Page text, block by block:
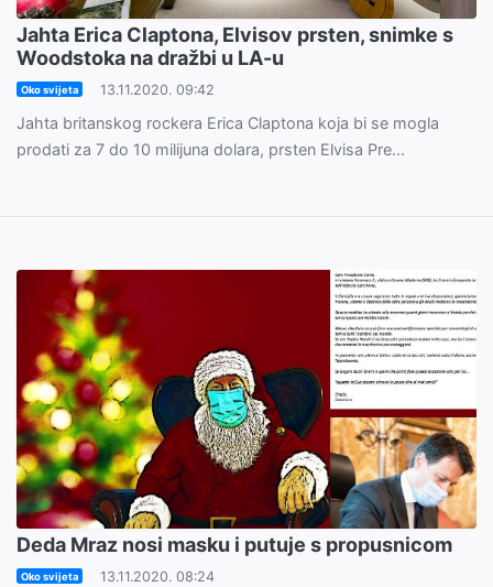
Jahta Erica Claptona, Elvisov prsten, snimke s
Woodstoka na dražbi u LA-u
Oko svijeta 13.11.2020. 09:42
Jahta britanskog rockera Erica Claptona koja bi se mogla
prodati za 7 do 10 milijuna dolara, prsten Elvisa Pre...
Deda Mraz nosi masku i putuje s propusnicom
Oko svijeta 13.11.2020. 08:24